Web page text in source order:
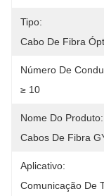
Tipo:
Cabo De Fibra
Número De
≥ 10
Nome Do Produto:
Cabos De Fibra
Aplicativo:
Comunicação De